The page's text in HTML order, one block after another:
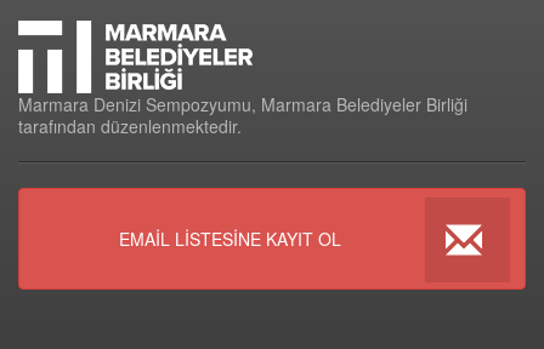
Marmara Denizi Sempozyumu, Marmara Belediyeler Birliği
tarafından düzenlenmektedir.
EMAİL LİSTESİNE KAYIT OL